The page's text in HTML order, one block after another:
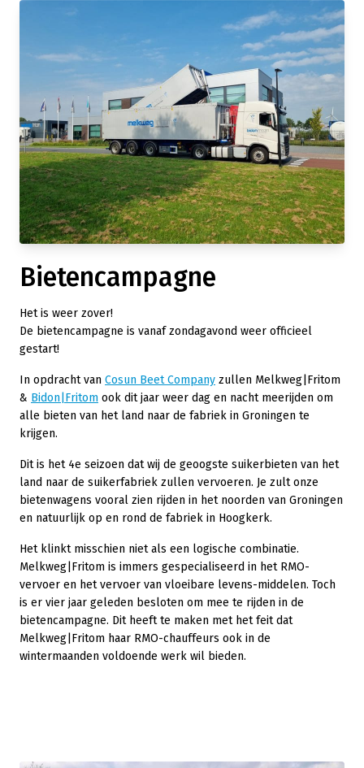
Bietencampagne
Het is weer zover!
De bietencampagne is vanaf zondagavond weer officieel
gestart!
In opdracht van Cosun Beet Company zullen Melkweg|Fritom
& Bidon|Fritom ook dit jaar weer dag en nacht meerijden om
alle bieten van het land naar de fabriek in Groningen te
krijgen.
Dit is het 4e seizoen dat wij de geoogste suikerbieten van het
land naar de suikerfabriek zullen vervoeren. Je zult onze
bietenwagens vooral zien rijden in het noorden van Groningen
en natuurlijk op en rond de fabriek in Hoogkerk.
Het klinkt misschien niet als een logische combinatie.
Melkweg|Fritom is immers gespecialiseerd in het RMO-
vervoer en het vervoer van vloeibare levens-middelen. Toch
is er vier jaar geleden besloten om mee te rijden in de
bietencampagne. Dit heeft te maken met het feit dat
Melkweg|Fritom haar RMO-chauffeurs ook in de
wintermaanden voldoende werk wil bieden.